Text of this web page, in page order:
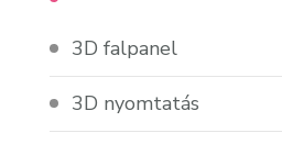
3D falpanel
3D nyomtatás